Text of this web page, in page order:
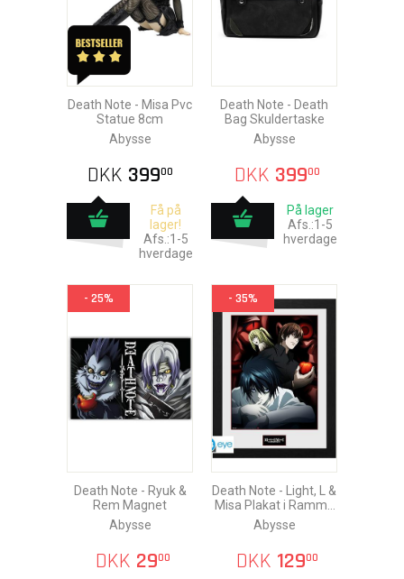
Death Note - Misa Pvc
Statue 8cm
Abysse
DKK 39900
Få på
lager!
Afs.:1-5
hverdage
Death Note - Death
Bag Skuldertaske
Abysse
DKK 39900
På lager
Afs.:1-5
hverdage
- 25%
Death Note - Ryuk &
Rem Magnet
Abysse
DKK 2900
- 35%
Death Note - Light, L &
Misa Plakat i Ramme
30x40cm
Abysse
DKK 12900